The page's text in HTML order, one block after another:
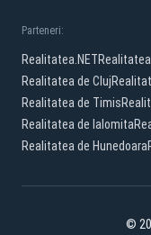
Parteneri:
Realitatea.NET
Realitatea de Cluj
Realitatea de Timis
Realitatea de Ialomita
Realitatea de Hunedoara
©